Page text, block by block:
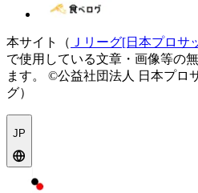
本サイト（ Ｊリーグ[日本プロサ
で使用している文章・画像等の
ます。
©公益社団法人 日本プロ
グ）
JP